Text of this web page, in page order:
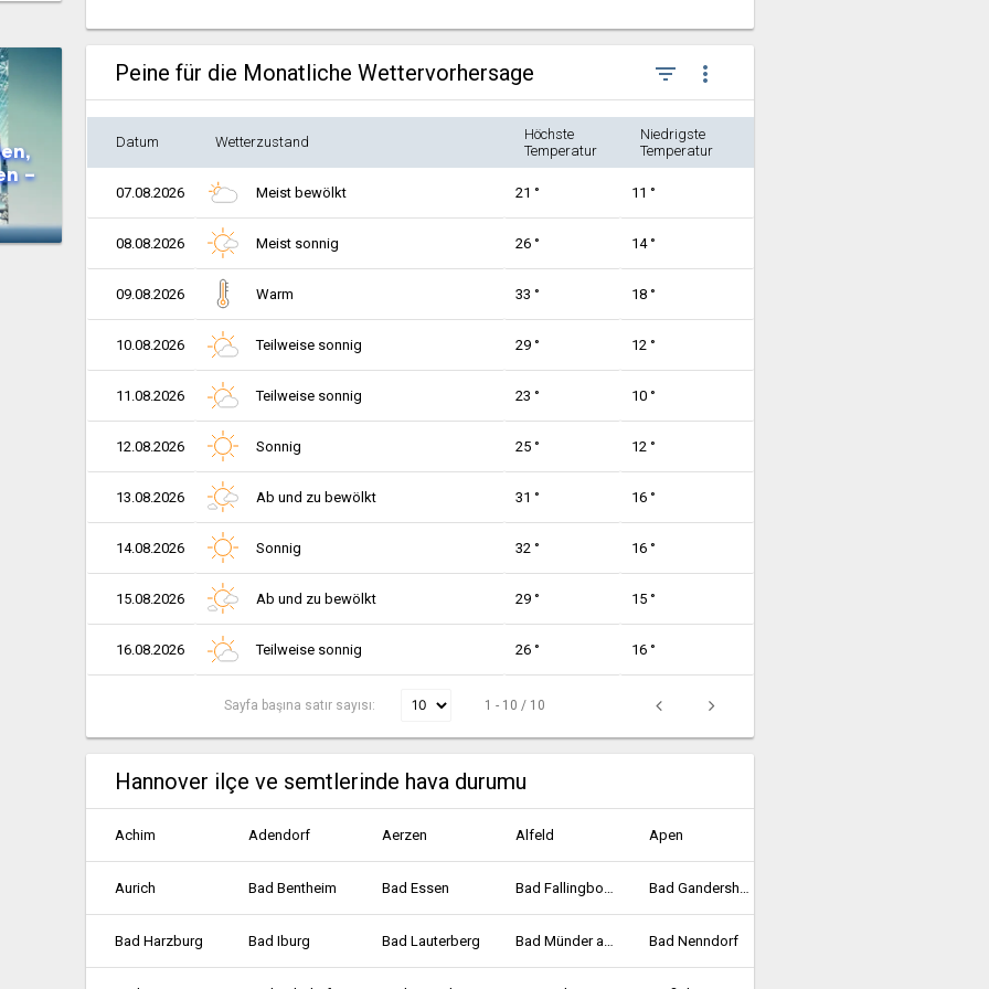
–
Peine für die Monatliche Wettervorhersage filter_list more_vert
Datum Wetterzustand
Höchste
Temperatur
Niedrigste
Temperatur
07.08.2026 Meist bewölkt 21 ° 11 °
08.08.2026 Meist sonnig 26 ° 14 °
09.08.2026 Warm 33 ° 18 °
10.08.2026 Teilweise sonnig 29 ° 12 °
11.08.2026 Teilweise sonnig 23 ° 10 °
12.08.2026 Sonnig 25 ° 12 °
13.08.2026 Ab und zu bewölkt 31 ° 16 °
14.08.2026 Sonnig 32 ° 16 °
15.08.2026 Ab und zu bewölkt 29 ° 15 °
16.08.2026 Teilweise sonnig 26 ° 16 °
Sayfa başına satır sayısı: 1 - 10 / 10
Hannover ilçe ve semtlerinde hava durumu
Achim Adendorf Aerzen Alfeld Apen
Aurich Bad Bentheim Bad Essen Bad Fallingbostel Bad Gandersheim
Bad Harzburg Bad Iburg Bad Lauterberg Bad Münder am Deister Bad Nenndorf